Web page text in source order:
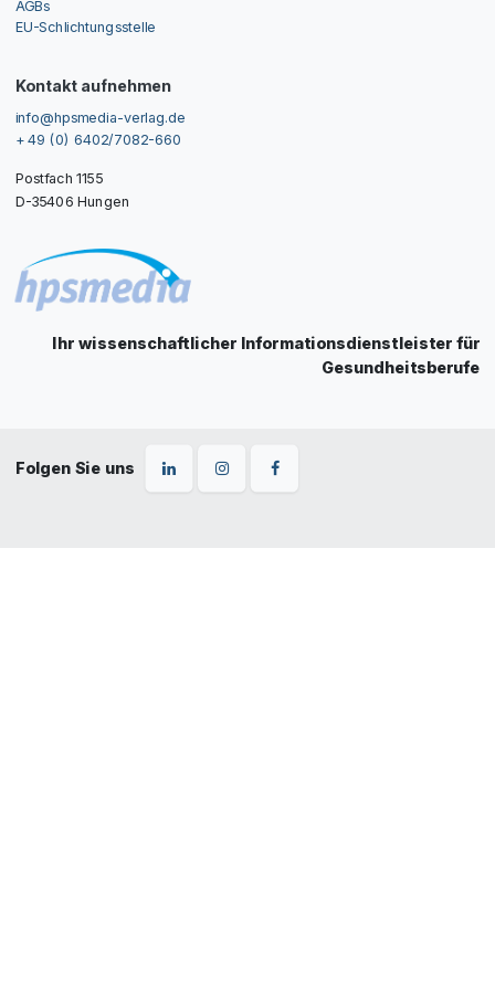
AGBs
EU-Schlichtungsstelle
Kontakt aufnehmen
info@hpsmedia-verlag.de
+ 49 (0) 6402/7082-660
Postfach 1155
D-35406 Hungen
Ihr wissenschaftlicher Informationsdienstleister für
Gesundheitsberufe
Folgen Sie uns